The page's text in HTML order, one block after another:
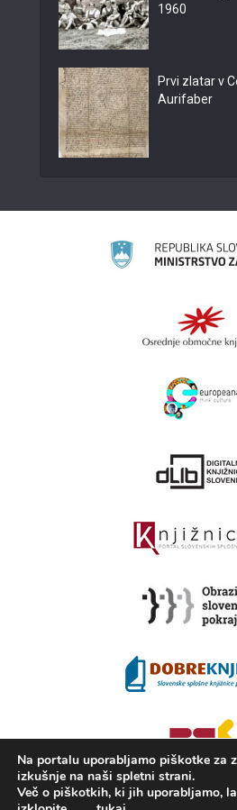
1960
Prvi zlatar v
Aurifaber
Na portalu uporabljamo piškotke za
izkušnje na naši spletni strani.
Več o piškotkih, ki jih uporabljamo,